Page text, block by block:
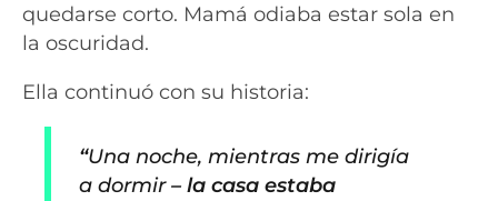
quedarse corto. Mamá odiaba estar sola en
la oscuridad.
Ella continuó con su historia:
“Una noche, mientras me dirigía
a dormir– la casa estaba